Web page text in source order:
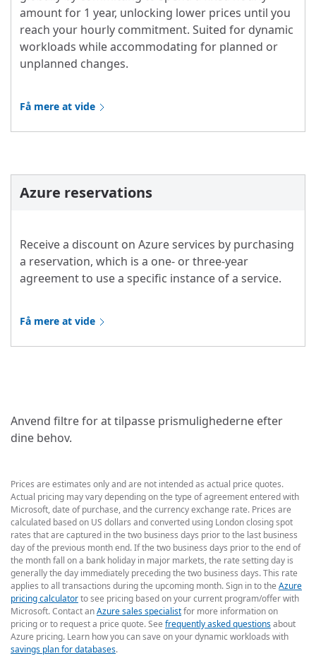
amount for 1 year, unlocking lower prices until you
reach your hourly commitment. Suited for dynamic
workloads while accommodating for planned or
unplanned changes.
Få mere at vide
Azure reservations
Receive a discount on Azure services by purchasing
a reservation, which is a one- or three-year
agreement to use a specific instance of a service.
Få mere at vide
Anvend filtre for at tilpasse prismulighederne efter
dine behov.
Prices are estimates only and are not intended as actual price quotes.
Actual pricing may vary depending on the type of agreement entered with
Microsoft, date of purchase, and the currency exchange rate. Prices are
calculated based on US dollars and converted using London closing spot
rates that are captured in the two business days prior to the last business
day of the previous month end. If the two business days prior to the end of
the month fall on a bank holiday in major markets, the rate setting day is
generally the day immediately preceding the two business days. This rate
applies to all transactions during the upcoming month. Sign in to the Azure
pricing calculatorto see pricing based on your current program/offer with
Microsoft. Contact anAzure sales specialistfor more information on
pricing or to request a price quote. See frequently asked questionsabout
Azure pricing. Learn how you can save on your dynamic workloads with
savings plan for databases.